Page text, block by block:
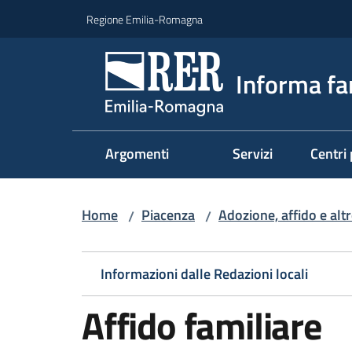
Regione Emilia-Romagna
Informa
Argomenti Servizi Centri
Home / Piacenza / Adozione, affido e
Informazioni dalle Redazioni locali
Affido familiare